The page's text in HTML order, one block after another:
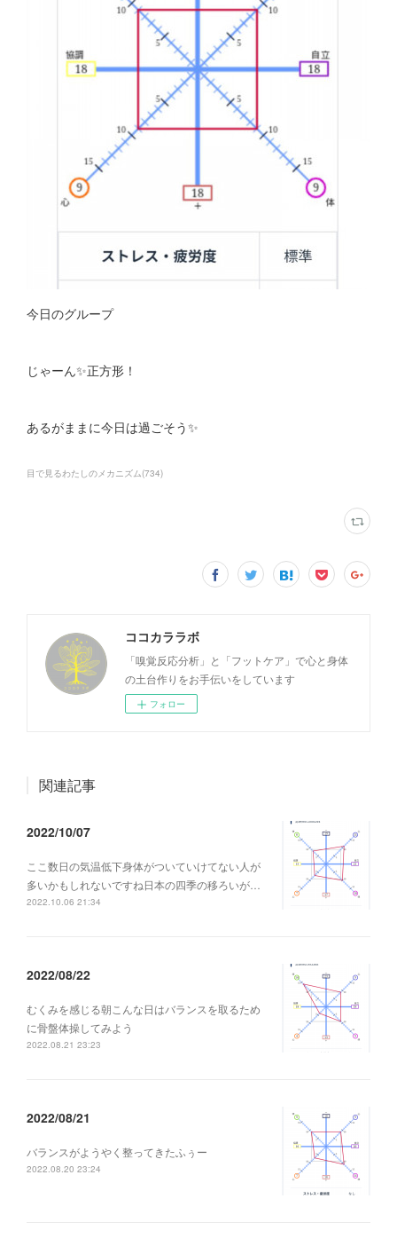
今日のグループ
じゃーん✨正方形！
あるがままに今日は過ごそう✨
目で見るわたしのメカニズム(734)
ココカララボ
「嗅覚反応分析」と「フットケア」で心と身体
の土台作りをお手伝いをしています
フォロー
関連記事
2022/10/07
ここ数日の気温低下身体がついていけてない人が
多いかもしれないですね日本の四季の移ろいが…
2022.10.06 21:34
2022/08/22
むくみを感じる朝こんな日はバランスを取るため
に骨盤体操してみよう
2022.08.21 23:23
2022/08/21
バランスがようやく整ってきたふぅー
2022.08.20 23:24